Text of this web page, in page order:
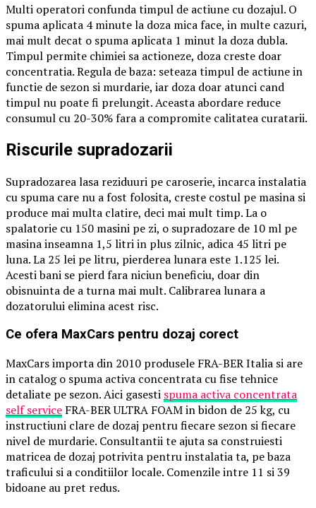
Multi operatori confunda timpul de actiune cu dozajul. O
spuma aplicata 4 minute la doza mica face, in multe cazuri,
mai mult decat o spuma aplicata 1 minut la doza dubla.
Timpul permite chimiei sa actioneze, doza creste doar
concentratia. Regula de baza: seteaza timpul de actiune in
functie de sezon si murdarie, iar doza doar atunci cand
timpul nu poate fi prelungit. Aceasta abordare reduce
consumul cu 20-30% fara a compromite calitatea curatarii.
Riscurile supradozarii
Supradozarea lasa reziduuri pe caroserie, incarca instalatia
cu spuma care nu a fost folosita, creste costul pe masina si
produce mai multa clatire, deci mai mult timp. La o
spalatorie cu 150 masini pe zi, o supradozare de 10 ml pe
masina inseamna 1,5 litri in plus zilnic, adica 45 litri pe
luna. La 25 lei pe litru, pierderea lunara este 1.125 lei.
Acesti bani se pierd fara niciun beneficiu, doar din
obisnuinta de a turna mai mult. Calibrarea lunara a
dozatorului elimina acest risc.
Ce ofera MaxCars pentru dozaj corect
MaxCars importa din 2010 produsele FRA-BER Italia si are
in catalog o spuma activa concentrata cu fise tehnice
detaliate pe sezon. Aici gasesti spuma activa concentrata
self service FRA-BER ULTRA FOAM in bidon de 25 kg, cu
instructiuni clare de dozaj pentru fiecare sezon si fiecare
nivel de murdarie. Consultantii te ajuta sa construiesti
matricea de dozaj potrivita pentru instalatia ta, pe baza
traficului si a conditiilor locale. Comenzile intre 11 si 39
bidoane au pret redus.